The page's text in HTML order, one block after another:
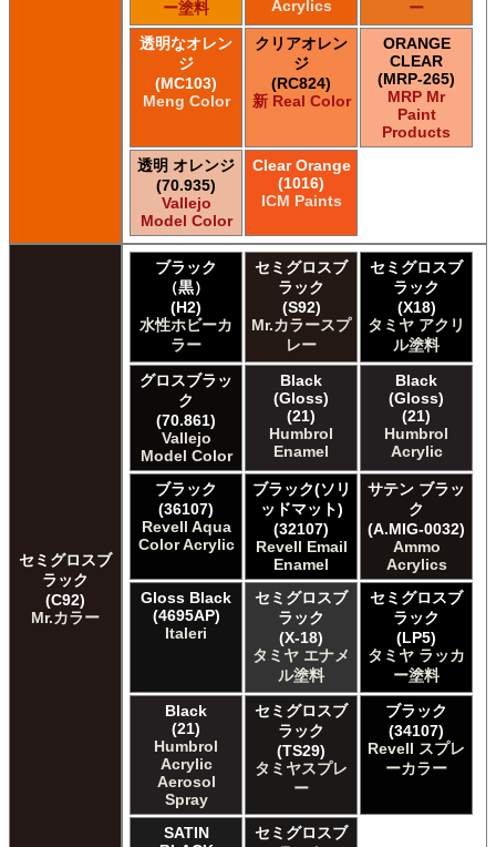
ー塗料
Acrylics
ー
透明なオレン
ジ
(MC103)
Meng Color
クリアオレン
ジ
(RC824)
新 Real Color
ORANGE
CLEAR
(MRP-265)
MRP Mr
Paint
Products
透明 オレンジ
(70.935)
Vallejo
Model Color
Clear Orange
(1016)
ICM Paints
セミグロスブ
ラック
(C92)
Mr.カラー
ブラック
（黒）
(H2)
水性ホビーカ
ラー
セミグロスブ
ラック
(S92)
Mr.カラースプ
レー
セミグロスブ
ラック
(X18)
タミヤ アクリ
ル塗料
グロスブラッ
ク
(70.861)
Vallejo
Model Color
Black
(Gloss)
(21)
Humbrol
Enamel
Black
(Gloss)
(21)
Humbrol
Acrylic
ブラック
(36107)
Revell Aqua
Color Acrylic
ブラック(ソリ
ッドマット)
(32107)
Revell Email
Enamel
サテン ブラッ
ク
(A.MIG-0032)
Ammo
Acrylics
Gloss Black
(4695AP)
Italeri
セミグロスブ
ラック
(X-18)
タミヤ エナメ
ル塗料
セミグロスブ
ラック
(LP5)
タミヤ ラッカ
ー塗料
Black
(21)
Humbrol
Acrylic
Aerosol
Spray
セミグロスブ
ラック
(TS29)
タミヤスプレ
ー
ブラック
(34107)
Revell スプレ
ーカラー
SATIN
セミグロスブ